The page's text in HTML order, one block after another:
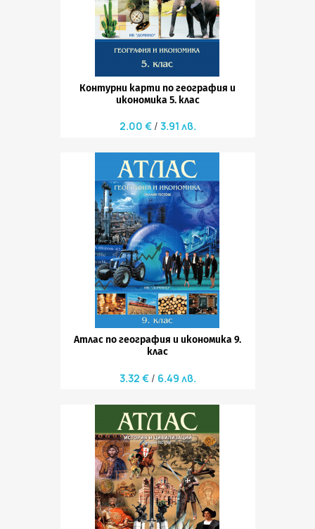
Контурни карти по география и
икономика 5. клас
2.00 € 3.91 лв.
Атлас по география и икономика 9.
клас
3.32 € 6.49 лв.